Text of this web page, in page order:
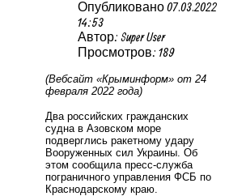
Опубликовано 07.03.2022
14:53
Автор: Super User
Просмотров: 189
(Вебсайт «Крыминформ» от 24
февраля 2022 года)
Два российских гражданских
судна в Азовском море
подверглись ракетному удару
Вооруженных сил Украины. Об
этом сообщила пресс-служба
пограничного управления ФСБ по
Краснодарскому краю.